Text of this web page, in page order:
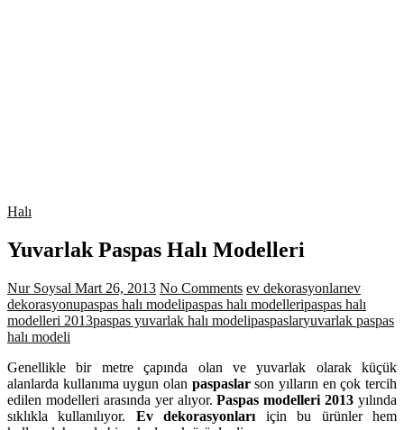
Halı
Yuvarlak Paspas Halı Modelleri
Nur Soysal Mart 26, 2013 No Comments ev dekorasyonlarıev
dekorasyonupaspas halı modelipaspas halı modelleripaspas halı
modelleri 2013paspas yuvarlak halı modelipaspaslaryuvarlak paspas
halı modeli
Genellikle bir metre çapında olan ve yuvarlak olarak küçük
alanlarda kullanıma uygun olan paspaslarson yılların en çok tercih
edilen modelleri arasında yer alıyor.Paspas modelleri 2013 yılında
sıklıkla kullanılıyor. Ev dekorasyonları için bu ürünler hem